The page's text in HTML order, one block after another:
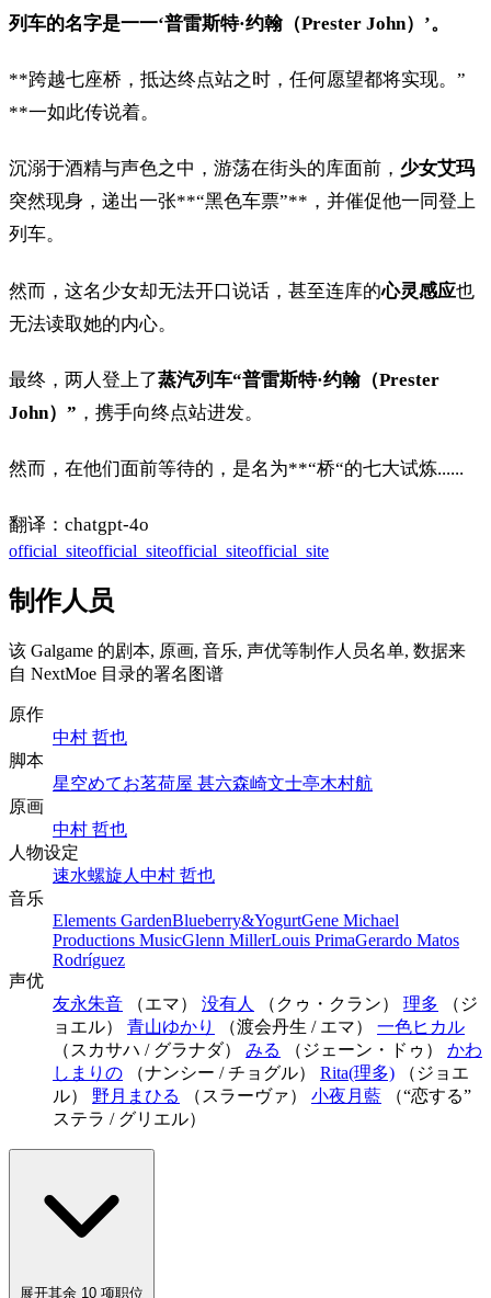
列车的名字是一一‘普雷斯特·约翰（Prester John）’。
**跨越七座桥，抵达终点站之时，任何愿望都将实现。”
**一如此传说着。
沉溺于酒精与声色之中，游荡在街头的库面前， 少女艾玛
突然现身，递出一张**“黑色车票”**，并催促他一同登上
列车。
然而，这名少女却无法开口说话，甚至连库的心灵感应也
无法读取她的内心。
最终，两人登上了蒸汽列车“普雷斯特·约翰（Prester
John）” ，携手向终点站进发。
然而，在他们面前等待的，是名为**“桥“的七大试炼......
翻译：chatgpt-4o
official_siteofficial_siteofficial_siteofficial_site
制作人员
该 Galgame 的剧本, 原画, 音乐, 声优等制作人员名单, 数据来
自 NextMoe 目录的署名图谱
原作
中村 哲也
脚本
星空めてお茗荷屋 甚六森崎文士亭木村航
原画
中村 哲也
人物设定
速水螺旋人 中村 哲也
音乐
Elements GardenBlueberry&YogurtGene Michael
Productions MusicGlenn MillerLouis PrimaGerardo Matos
Rodríguez
声优
友永朱音 （エマ） 没有人 （クゥ・クラン） 理多 （ジ
ョエル） 青山ゆかり （渡会丹生 / エマ） 一色ヒカル
（スカサハ / グラナダ） みる （ジェーン・ドゥ） かわ
しまりの （ナンシー / チョグル） Rita(理多) （ジョエ
ル） 野月まひる （スラーヴァ） 小夜月藍 （“恋する”
ステラ / グリエル）
展开其余 10 项职位